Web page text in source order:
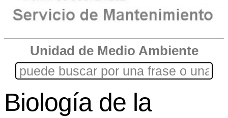
Unidad de Medio Ambiente
Biología de la